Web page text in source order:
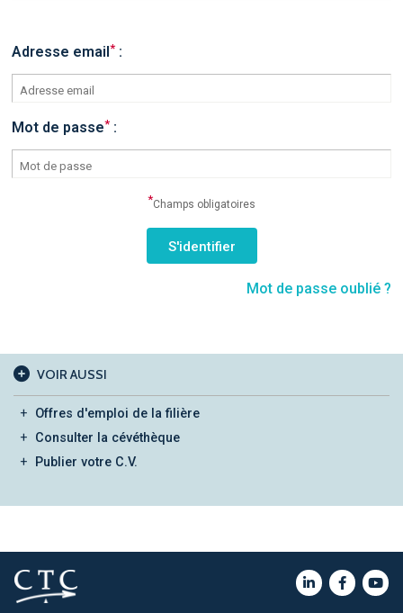
Adresse email*:
Mot de passe*:
*Champs obligatoires
Mot de passe oublié ?
VOIR AUSSI
Offres d'emploi de la filière
Consulter la cévéthèque
Publier votre C.V.